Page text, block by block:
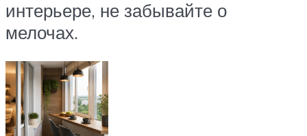
интерьере, не забывайте о
мелочах.